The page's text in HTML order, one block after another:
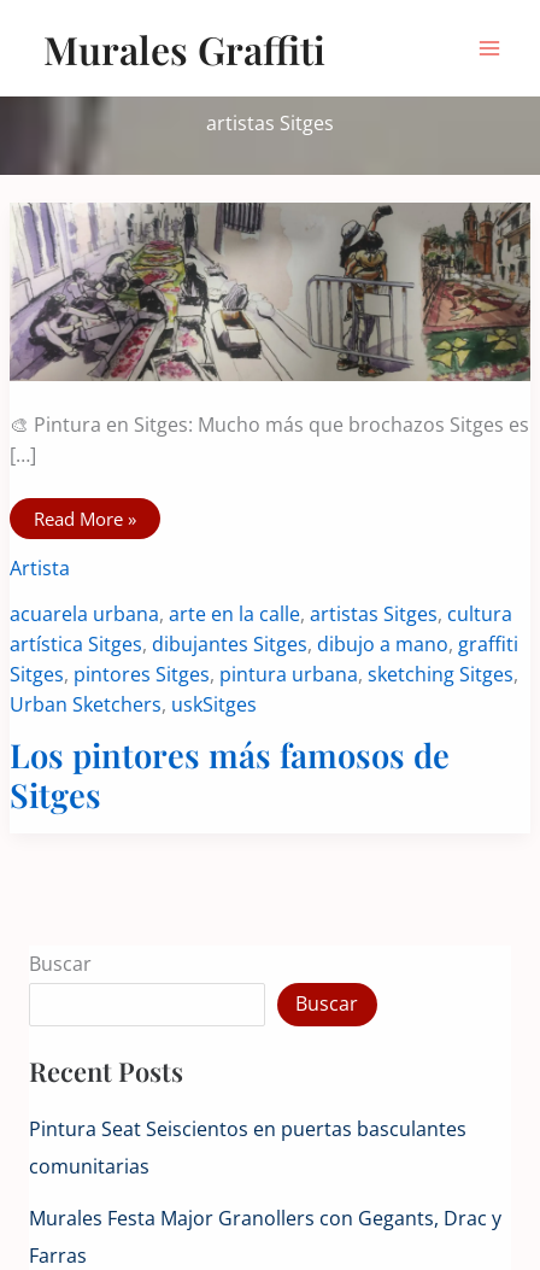
contenidoMurales Graffiti
artistas Sitges
🎨 Pintura en Sitges: Mucho más que brochazos Sitges es
[…]
Los
pintores
famosos
Sitges
Read More »
Artista
acuarela urbana,arte en la calle,artistas Sitges, cultura
artística Sitges,dibujantes Sitges,dibujo a mano, graffiti
Sitges, pintores Sitges, pintura urbana,sketching Sitges,
Urban Sketchers, uskSitges
Los pintores más famosos de
Sitges
Buscar
Buscar
Recent Posts
Pintura Seat Seiscientos en puertas basculantes
comunitarias
Murales Festa Major Granollers con Gegants, Drac y
Farras